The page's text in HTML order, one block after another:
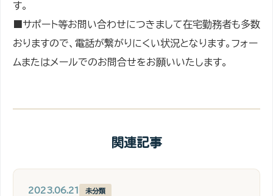
す。
■サポート等お問い合わせにつきまして在宅勤務者も多数
おりますので、電話が繋がりにくい状況となります。フォー
ムまたはメールでのお問合せをお願いいたします。
関連記事
2023.06.21 未分類